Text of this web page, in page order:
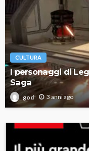
CULTURA
I personaggi di
Saga
god 3 anni ago